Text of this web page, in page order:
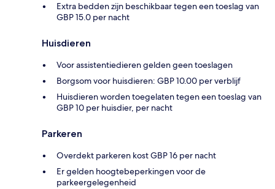
Extra bedden zijn beschikbaar tegen een toeslag van
GBP 15.0 per nacht
Huisdieren
Voor assistentiedieren gelden geen toeslagen
Borgsom voor huisdieren: GBP 10.00 per verblijf
Huisdieren worden toegelaten tegen een toeslag van
GBP 10 per huisdier, per nacht
Parkeren
Overdekt parkeren kost GBP 16 per nacht
Er gelden hoogtebeperkingen voor de
parkeergelegenheid